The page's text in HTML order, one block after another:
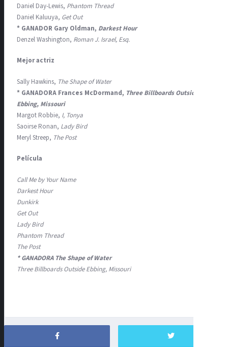
Daniel Day-Lewis, Phantom Thread
Daniel Kaluuya, Get Out
* GANADOR Gary Oldman, Darkest Hour
Denzel Washington, Roman J. Israel, Esq.
Mejor actriz
Sally Hawkins, The Shape of Water
* GANADORA Frances McDormand, Three Billboards Outside
Ebbing, Missouri
Margot Robbie, I, Tonya
Saoirse Ronan, Lady Bird
Meryl Streep, The Post
Película
Call Me by Your Name
Darkest Hour
Dunkirk
Get Out
Lady Bird
Phantom Thread
The Post
* GANADORA The Shape of Water
Three Billboards Outside Ebbing, Missouri